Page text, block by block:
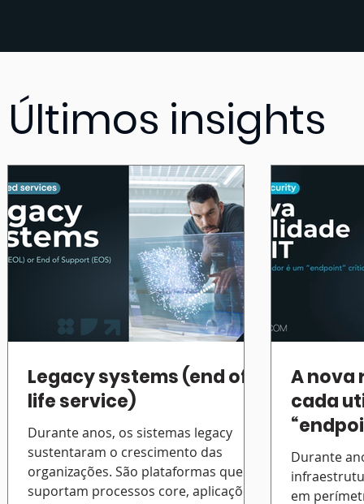
Últimos insights
Legacy systems (end of
life service)
Durante anos, os sistemas legacy
sustentaram o crescimento das
organizações. São plataformas que
suportam processos core, aplicações
A nova
cada
Durante
em